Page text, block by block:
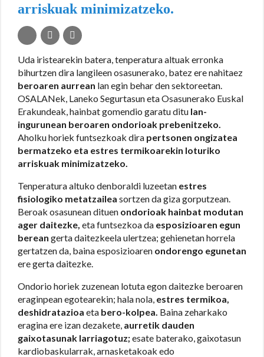
arriskuak minimizatzeko.
Uda iristearekin batera, tenperatura altuak erronka
bihurtzen dira langileen osasunerako, batez ere nahitaez
beroaren aurrean lan egin behar den sektoreetan.
OSALANek, Laneko Segurtasun eta Osasunerako Euskal
Erakundeak, hainbat gomendio garatu ditu lan-
ingurunean beroaren ondorioak prebenitzeko.
Aholku horiek funtsezkoak dira pertsonen ongizatea
bermatzeko eta estres termikoarekin loturiko
arriskuak minimizatzeko.
Tenperatura altuko denboraldi luzeetan estres
fisiologiko metatzailea sortzen da giza gorputzean.
Beroak osasunean dituen ondorioak hainbat modutan
ager daitezke, eta funtsezkoa da esposizioaren egun
berean gerta daitezkeela ulertzea; gehienetan horrela
gertatzen da, baina esposizioaren ondorengo egunetan
ere gerta daitezke.
Ondorio horiek zuzenean lotuta egon daitezke beroaren
eraginpean egotearekin; hala nola, estres termikoa,
deshidratazioa eta bero-kolpea. Baina zeharkako
eragina ere izan dezakete, aurretik dauden
gaixotasunak larriagotuz;esate baterako, gaixotasun
kardiobaskularrak, arnasketakoak edo